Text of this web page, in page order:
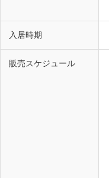
入居時期
販売スケジュール